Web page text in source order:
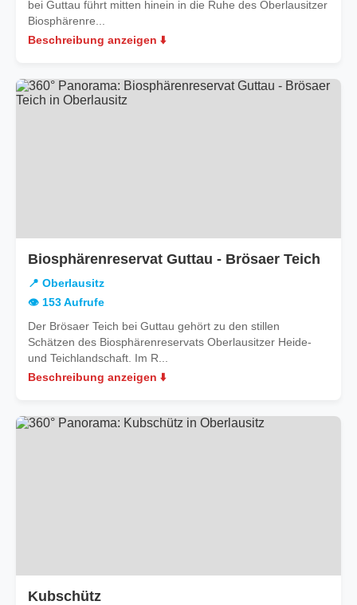
bei Guttau führt mitten hinein in die Ruhe des Oberlausitzer
Biosphärenre...
Beschreibung anzeigen ⬇️
Biosphärenreservat Guttau - Brösaer Teich
📍 Oberlausitz
👁️ 153 Aufrufe
Der Brösaer Teich bei Guttau gehört zu den stillen
Schätzen des Biosphärenreservats Oberlausitzer Heide-
und Teichlandschaft. Im R...
Beschreibung anzeigen ⬇️
Kubschütz